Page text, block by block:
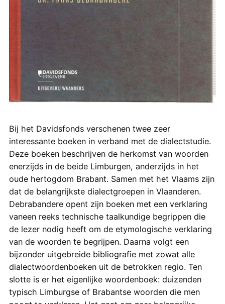
Bij het Davidsfonds verschenen twee zeer
interessante boeken in verband met de dialectstudie.
Deze boeken beschrijven de herkomst van woorden
enerzijds in de beide Limburgen, anderzijds in het
oude hertogdom Brabant. Samen met het Vlaams zijn
dat de belangrijkste dialectgroepen in Vlaanderen.
Debrabandere opent zijn boeken met een verklaring
vaneen reeks technische taalkundige begrippen die
de lezer nodig heeft om de etymologische verklaring
van de woorden te begrijpen. Daarna volgt een
bijzonder uitgebreide bibliografie met zowat alle
dialectwoordenboeken uit de betrokken regio. Ten
slotte is er het eigenlijke woordenboek: duizenden
typisch Limburgse of Brabantse woorden die men